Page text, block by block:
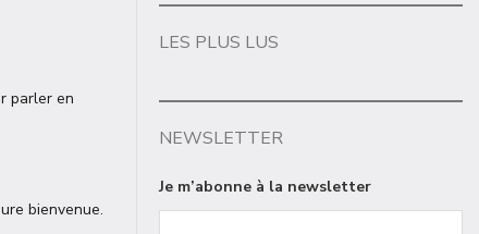
parler en
bienvenue.
LES PLUS LUS
NEWSLETTER
Je m’abonne à la newsletter